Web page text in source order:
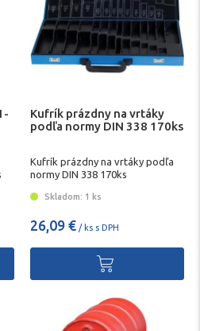
Kufrík prázdny na vrtáky
podľa normy DIN 338 170ks
Kufrík prázdny na vrtáky podľa
normy DIN 338 170ks
Skladom: 1 ks
26,09 € / ks s DPH